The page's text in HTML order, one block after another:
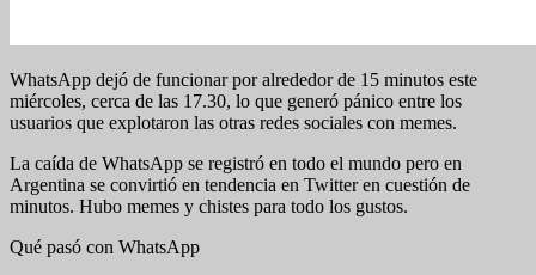
WhatsApp dejó de funcionar por alrededor de 15 minutos este
miércoles, cerca de las 17.30, lo que generó pánico entre los
usuarios que explotaron las otras redes sociales con memes.
La caída de WhatsApp se registró en todo el mundo pero en
Argentina se convirtió en tendencia en Twitter en cuestión de
minutos. Hubo memes y chistes para todo los gustos.
Qué pasó con WhatsApp